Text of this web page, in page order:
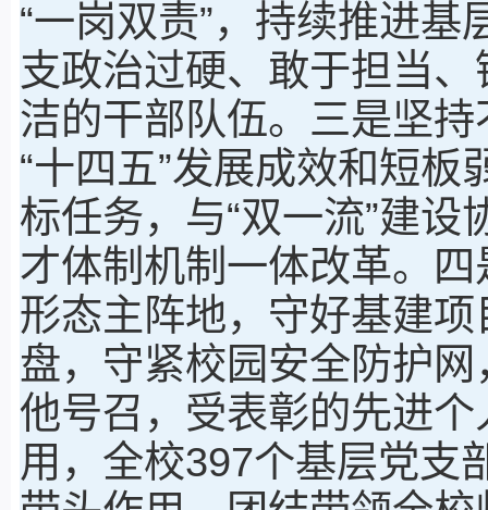
“一岗双责”，持续推进
支政治过硬、敢于担当
洁的干部队伍。三是坚
“十四五”发展成效和短板
标任务，与“双一流”建
才体制机制一体改革。
形态主阵地，守好基建
盘，守紧校园安全防护
他号召，受表彰的先进
用，全校397个基层党支